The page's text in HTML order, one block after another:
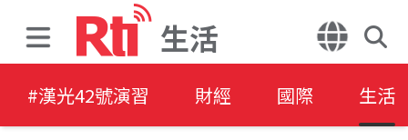
生活
#漢光42號演習 財經 國際 生活